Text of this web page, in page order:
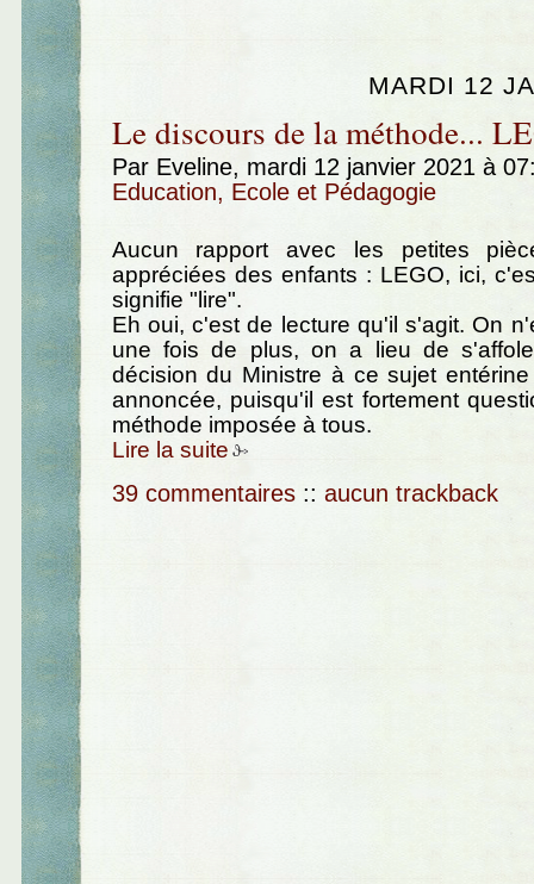
MARDI 12
Le discours de la méthode...
Par Eveline, mardi 12 janvier 2021 à
Education, Ecole et Pédagogie
Aucun rapport avec les petites
appréciées des enfants : LEGO, ici,
signifie "lire".
Eh oui, c'est de lecture qu'il s'agit. On
une fois de plus, on a lieu de
décision du Ministre à ce sujet
annoncée, puisqu'il est fortement
méthode imposée à tous.
Lire la suite
39 commentaires :: aucun trackback